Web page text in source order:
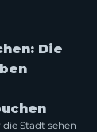
Die
Stadt sehen